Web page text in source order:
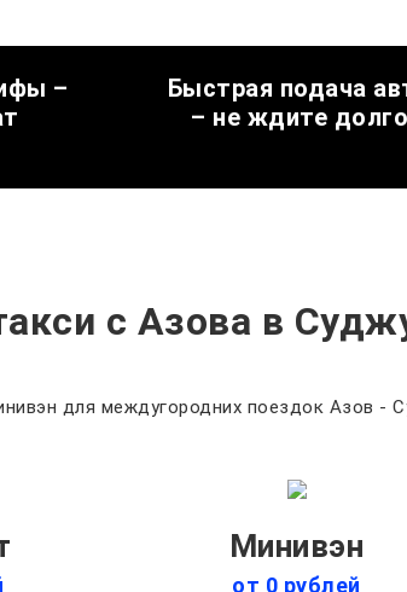
–
Быстрая подача
– не ждите долго
с Азова в
для междугородних поездок Азов -
Минивэн
от 0 рублей